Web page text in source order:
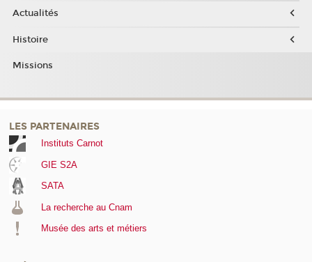
Actualités
Histoire
Missions
LES PARTENAIRES
Instituts Carnot
GIE S2A
SATA
La recherche au Cnam
Musée des arts et métiers